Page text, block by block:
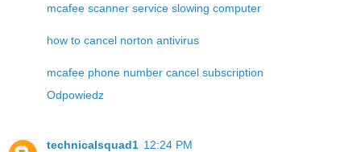
mcafee scanner service slowing computer
how to cancel norton antivirus
mcafee phone number cancel subscription
Odpowiedz
technicalsquad1 12:24 PM